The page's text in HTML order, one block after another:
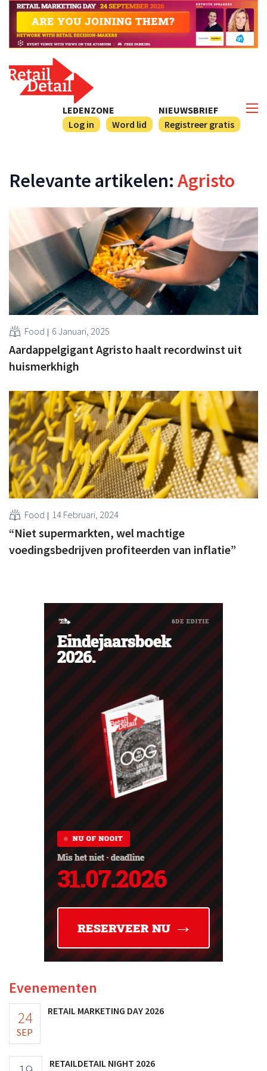
NIEUWSBRIEF
Registreer gratis
LEDENZONE
Log in
Word lid
Relevante artikelen: Agristo
Food 6 Januari, 2025
Aardappelgigant Agristo haalt recordwinst uit
huismerkhigh
Food 14 Februari, 2024
“Niet supermarkten, wel machtige
voedingsbedrijven profiteerden van inflatie”
Evenementen
24
SEP
RETAIL MARKETING DAY 2026
RETAILDETAIL NIGHT 2026